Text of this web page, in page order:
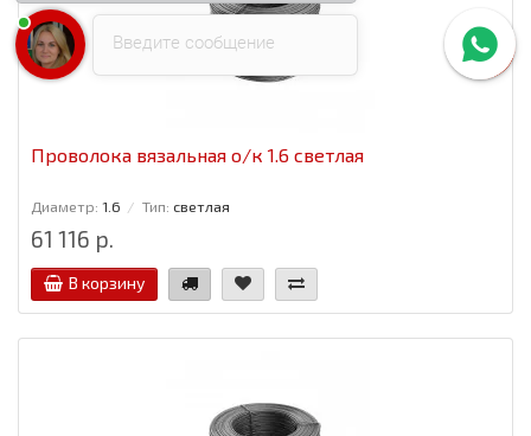
Проволока вязальная о/к 1.6 светлая
Диаметр: 1.6 Тип: светлая
61 116 р.
В корзину
Введите сообщение